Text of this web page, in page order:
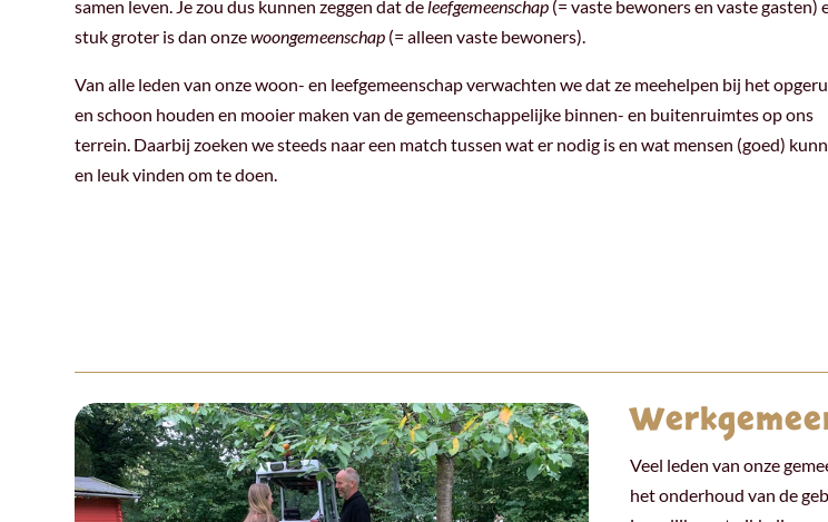
samen leven. Je zou dus kunnen zeggen dat deleefgemeenschap (= vaste bewoners en vaste gasten)
stuk groter is dan onzewoongemeenschap (= alleen vaste bewoners).
Van alle leden van onze woon- en leefgemeenschap verwachten we dat ze meehelpen bij het
en schoon houden en mooier maken van de gemeenschappelijke binnen- en buitenruimtes op ons
terrein. Daarbij zoeken we steeds naar een match tussen wat er nodig is en wat mensen (goed)
en leuk vinden om te doen.
Veel leden van onze
het onderhoud van de